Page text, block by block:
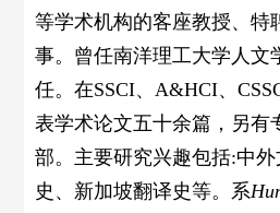
等学术机构的客座教授、特
事。曾任南洋理工大学人文
任。在SSCI、A&HCI、
表学术论文五十余篇，另有
部。主要研究兴趣包括:中
史、新加坡翻译史等。系